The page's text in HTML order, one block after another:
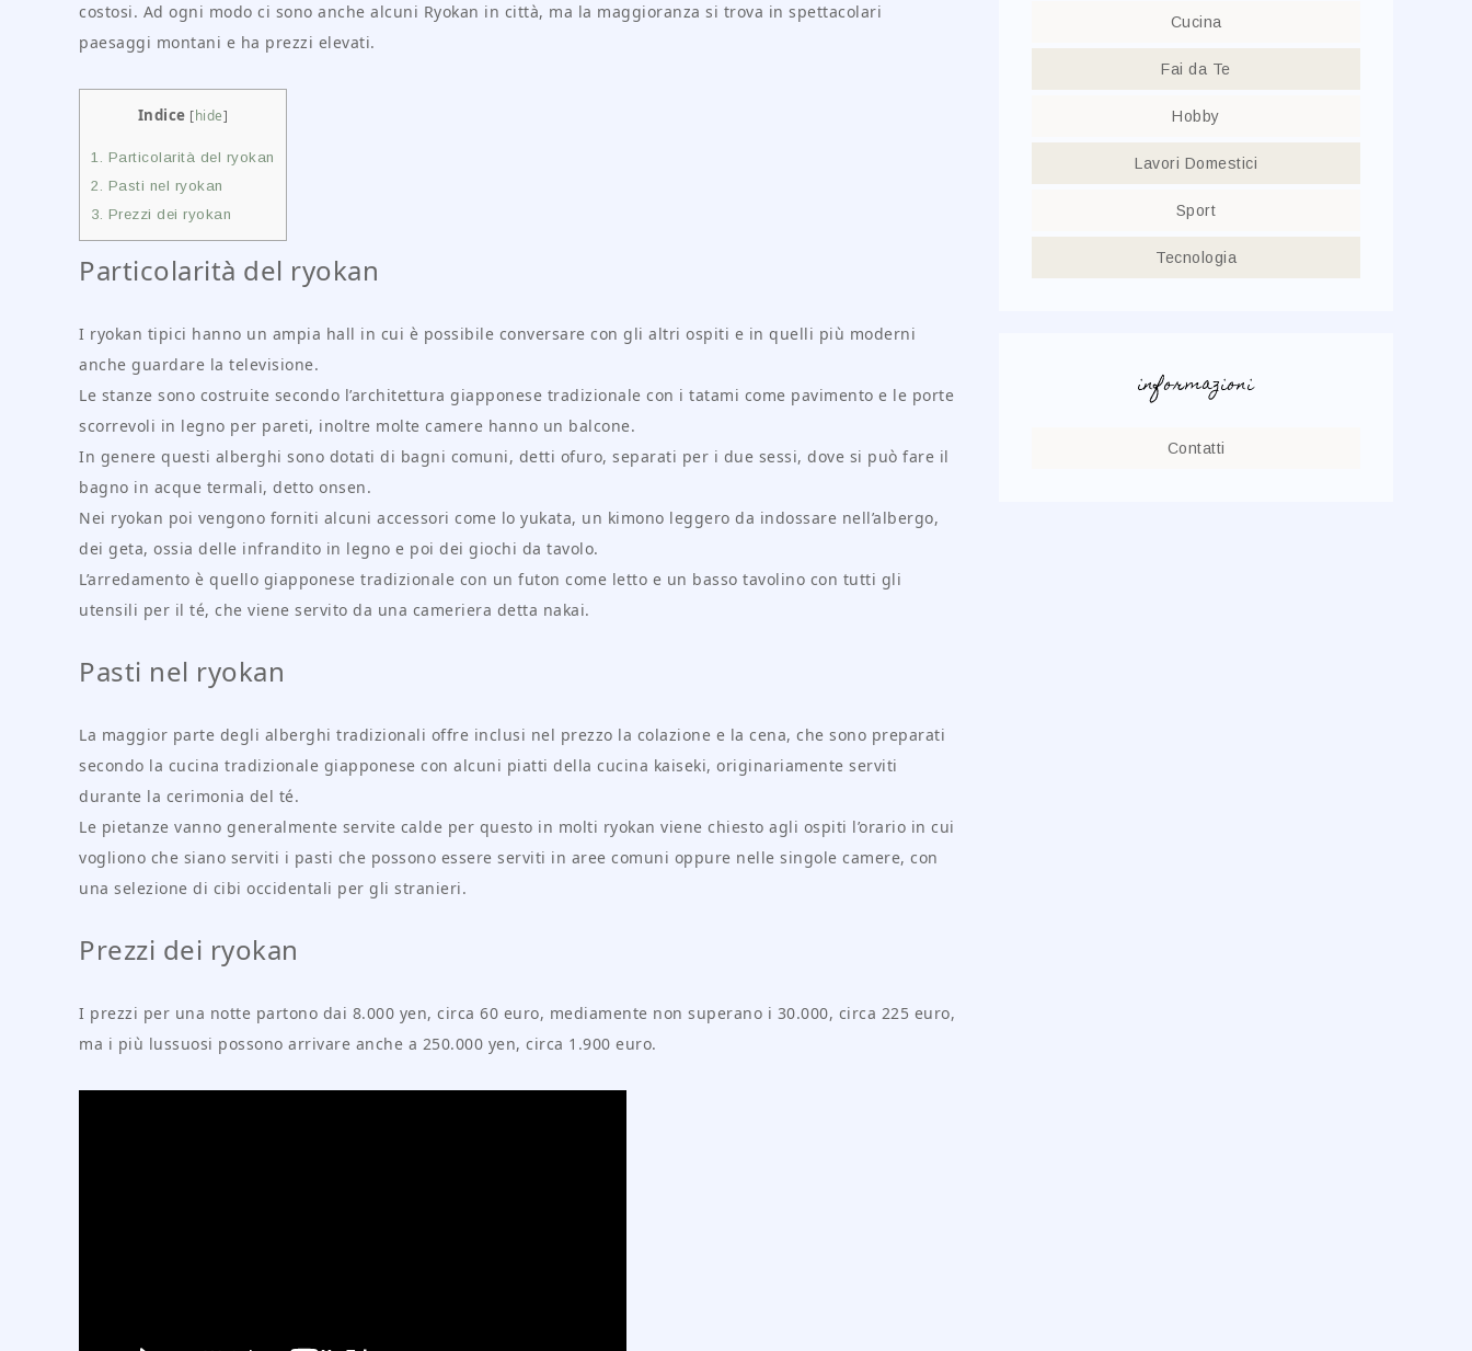
costosi. Ad ogni modo ci sono anche alcuni Ryokan in città, ma la maggioranza si trova in spettacolari
paesaggi montani e ha prezzi elevati.
Indice [hide]
1. Particolarità del ryokan
2. Pasti nel ryokan
3. Prezzi dei ryokan
Particolarità del ryokan
I ryokan tipici hanno un ampia hall in cui è possibile conversare con gli altri ospiti e in quelli più moderni
anche guardare la televisione.
Le stanze sono costruite secondo l’architettura giapponese tradizionale con i tatami come pavimento e le porte
scorrevoli in legno per pareti, inoltre molte camere hanno un balcone.
In genere questi alberghi sono dotati di bagni comuni, detti ofuro, separati per i due sessi, dove si può fare il
bagno in acque termali, detto onsen.
Nei ryokan poi vengono forniti alcuni accessori come lo yukata, un kimono leggero da indossare nell’albergo,
dei geta, ossia delle infrandito in legno e poi dei giochi da tavolo.
L’arredamento è quello giapponese tradizionale con un futon come letto e un basso tavolino con tutti gli
utensili per il té, che viene servito da una cameriera detta nakai.
Pasti nel ryokan
La maggior parte degli alberghi tradizionali offre inclusi nel prezzo la colazione e la cena, che sono preparati
secondo la cucina tradizionale giapponese con alcuni piatti della cucina kaiseki, originariamente serviti
durante la cerimonia del té.
Le pietanze vanno generalmente servite calde per questo in molti ryokan viene chiesto agli ospiti l’orario in cui
vogliono che siano serviti i pasti che possono essere serviti in aree comuni oppure nelle singole camere, con
una selezione di cibi occidentali per gli stranieri.
Prezzi dei ryokan
I prezzi per una notte partono dai 8.000 yen, circa 60 euro, mediamente non superano i 30.000, circa 225 euro,
ma i più lussuosi possono arrivare anche a 250.000 yen, circa 1.900 euro.
Cucina
Fai da Te
Hobby
Lavori Domestici
Sport
Tecnologia
informazioni
Contatti